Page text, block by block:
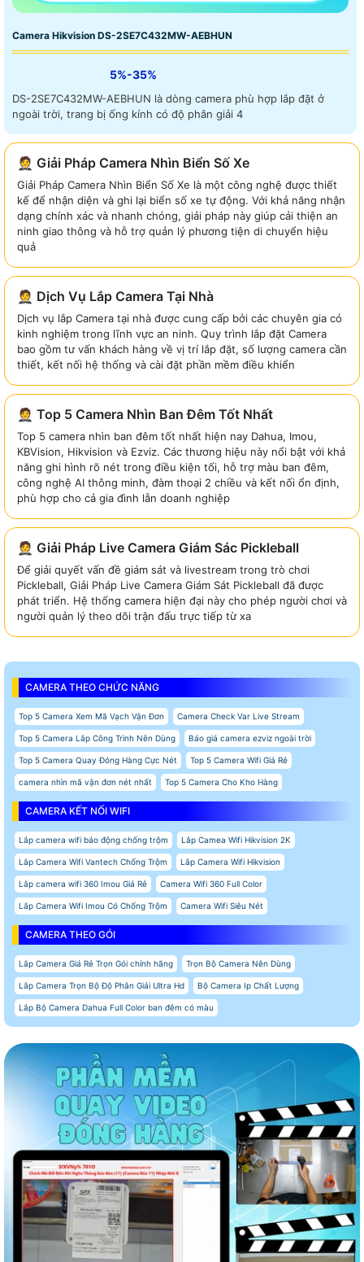
Camera Hikvision DS-2SE7C432MW-AEBHUN
5%-35%
DS-2SE7C432MW-AEBHUN là dòng camera phù hợp lắp đặt ở
ngoài trời, trang bị ống kính có độ phân giải 4
🤵 Giải Pháp Camera Nhìn Biển Số Xe
Giải Pháp Camera Nhìn Biển Số Xe là một công nghệ được thiết
kế để nhận diện và ghi lại biển số xe tự động. Với khả năng nhận
dạng chính xác và nhanh chóng, giải pháp này giúp cải thiện an
ninh giao thông và hỗ trợ quản lý phương tiện di chuyển hiệu
quả
🤵 Dịch Vụ Lắp Camera Tại Nhà
Dịch vụ lắp Camera tại nhà được cung cấp bởi các chuyên gia có
kinh nghiệm trong lĩnh vực an ninh. Quy trình lắp đặt Camera
bao gồm tư vấn khách hàng về vị trí lắp đặt, số lượng camera cần
thiết, kết nối hệ thống và cài đặt phần mềm điều khiển
🤵 Top 5 Camera Nhìn Ban Đêm Tốt Nhất
Top 5 camera nhìn ban đêm tốt nhất hiện nay Dahua, Imou,
KBVision, Hikvision và Ezviz. Các thương hiệu này nổi bật với khả
năng ghi hình rõ nét trong điều kiện tối, hỗ trợ màu ban đêm,
công nghệ AI thông minh, đàm thoại 2 chiều và kết nối ổn định,
phù hợp cho cả gia đình lẫn doanh nghiệp
🤵 Giải Pháp Live Camera Giám Sác Pickleball
Để giải quyết vấn đề giám sát và livestream trong trò chơi
Pickleball, Giải Pháp Live Camera Giám Sát Pickleball đã được
phát triển. Hệ thống camera hiện đại này cho phép người chơi và
người quản lý theo dõi trận đấu trực tiếp từ xa
CAMERA THEO CHỨC NĂNG
Top 5 Camera Xem Mã Vạch Vận Đơn Camera Check Var Live Stream
Top 5 Camera Lắp Công Trình Nên Dùng Báo giá camera ezviz ngoài trời
Top 5 Camera Quay Đóng Hàng Cực Nét Top 5 Camera Wifi Giá Rẻ
camera nhìn mã vận đơn nét nhất Top 5 Camera Cho Kho Hàng
CAMERA KẾT NỐI WIFI
Lắp camera wifi báo động chống trộm Lắp Camea Wifi Hikvision 2K
Lăp Camera Wifi Vantech Chống Trộm Lắp Camera Wifi Hikvision
Lắp camera wifi 360 Imou Giá Rẻ Camera Wifi 360 Full Color
Lắp Camera Wifi Imou Có Chống Trộm Camera Wifi Siêu Nét
CAMERA THEO GÓI
Lắp Camera Giá Rẻ Trọn Gói chính hãng Trọn Bộ Camera Nên Dùng
Lắp Camera Trọn Bộ Độ Phân Giải Ultra Hd Bộ Camera Ip Chất Lượng
Lắp Bộ Camera Dahua Full Color ban đêm có màu